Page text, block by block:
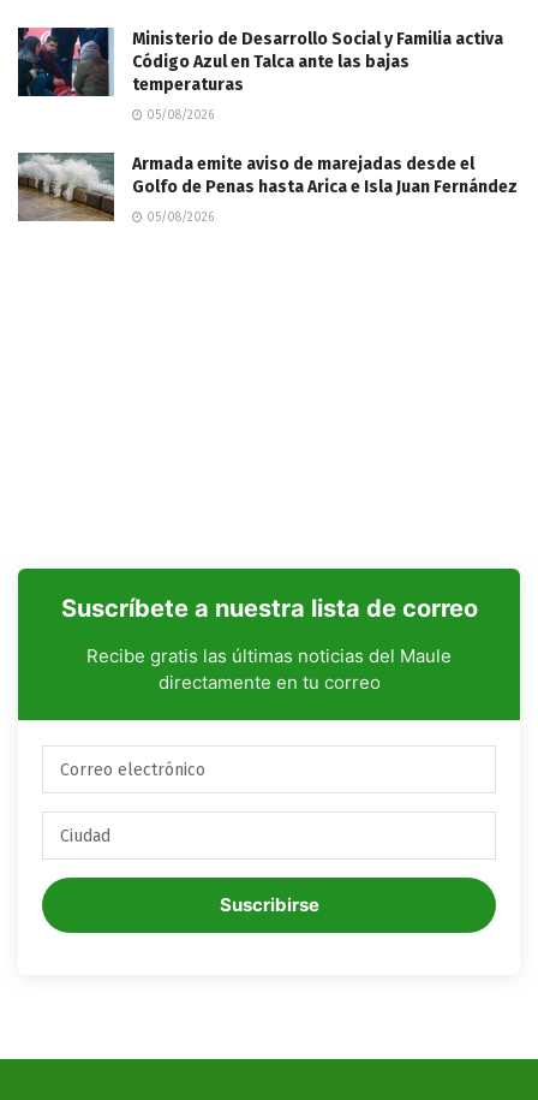
Ministerio de Desarrollo Social y Familia activa
Código Azul en Talca ante las bajas
temperaturas
05/08/2026
​Armada emite aviso de marejadas desde el
Golfo de Penas hasta Arica e Isla Juan Fernández
05/08/2026
Suscríbete a nuestra lista de correo
Recibe gratis las últimas noticias del Maule
directamente en tu correo
Suscribirse